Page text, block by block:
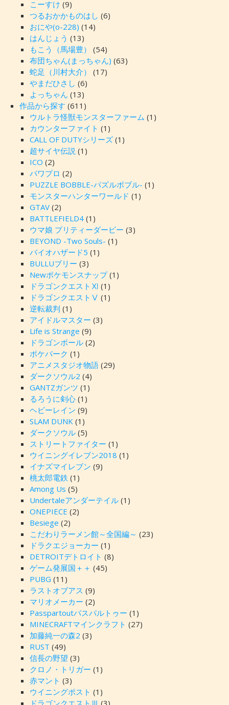
こーすけ (9)
つるおかかものはし (6)
おにや(o-228) (14)
はんじょう (13)
もこう（馬場豊）
(54)
布団ちゃん(まっちゃん) (63)
蛇足（川村大介）
(17)
やまだひさし (6)
よっちゃん (13)
作品から探す (611)
ウルトラ怪獣モンスターファーム (1)
カウンターファイト (1)
CALL OF DUTYシリーズ(1)
超サイヤ伝説(1)
ICO (2)
パワプロ (2)
PUZZLE BOBBLE-パズルボブル- (1)
モンスターハンターワールド (1)
GTAV(2)
BATTLEFIELD4(1)
ウマ娘 プリティーダービー (3)
BEYOND -Two Souls- (1)
バイオハザード5 (1)
BULLUブリー (3)
Newポケモンスナップ(1)
ドラゴンクエストⅪ (1)
ドラゴンクエストⅤ (1)
逆転裁判 (1)
アイドルマスター (3)
Life is Strange (9)
ドラゴンボール(2)
ポケパーク (1)
アニメスタジオ物語(29)
ダークソウル2 (4)
GANTZガンツ (1)
るろうに剣心(1)
ヘビーレイン (9)
SLAM DUNK(1)
ダークソウル(5)
ストリートファイター (1)
ウイニングイレブン2018 (1)
イナズマイレブン (9)
桃太郎電鉄 (1)
Among Us (5)
Undertaleアンダーテイル(1)
ONEPIECE (2)
Besiege (2)
こだわりラーメン館～全国編～ (23)
ドラクエジョーカー (1)
DETROITデトロイト (8)
ゲーム発展国＋＋ (45)
PUBG (11)
ラストオブアス (9)
マリオメーカー (2)
Passpartoutパスパルトゥー (1)
MINECRAFTマインクラフト (27)
加藤純一の森2 (3)
RUST (49)
信長の野望 (3)
クロノ・トリガー (1)
赤マント (3)
ウイニングポスト (1)